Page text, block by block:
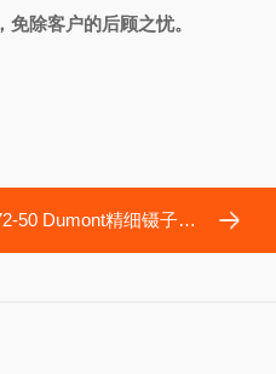
除客户的后顾之忧。
精细镊子#7 FST By Dumont弯头镊子